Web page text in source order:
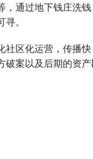
，通过地下钱庄洗
。
社区化运营，传播
破案以及后期的资